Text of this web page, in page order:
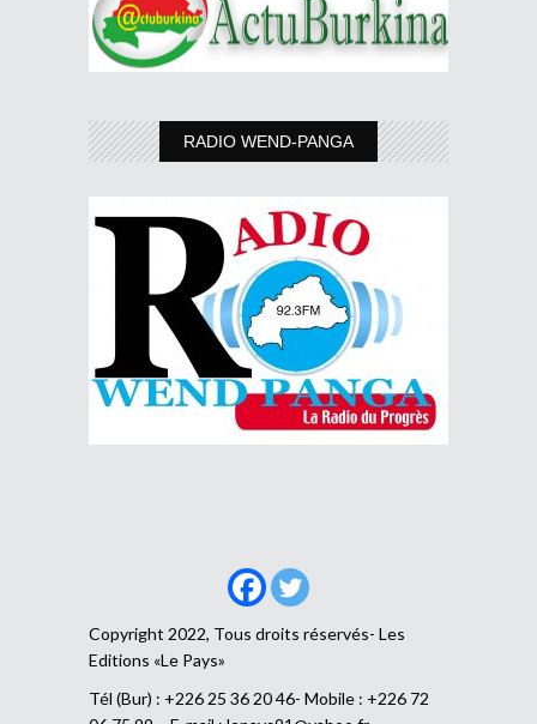
RADIO WEND-PANGA
Copyright 2022, Tous droits réservés- Les
Editions «Le Pays»
Tél (Bur) : +226 25 36 20 46- Mobile : +226 72